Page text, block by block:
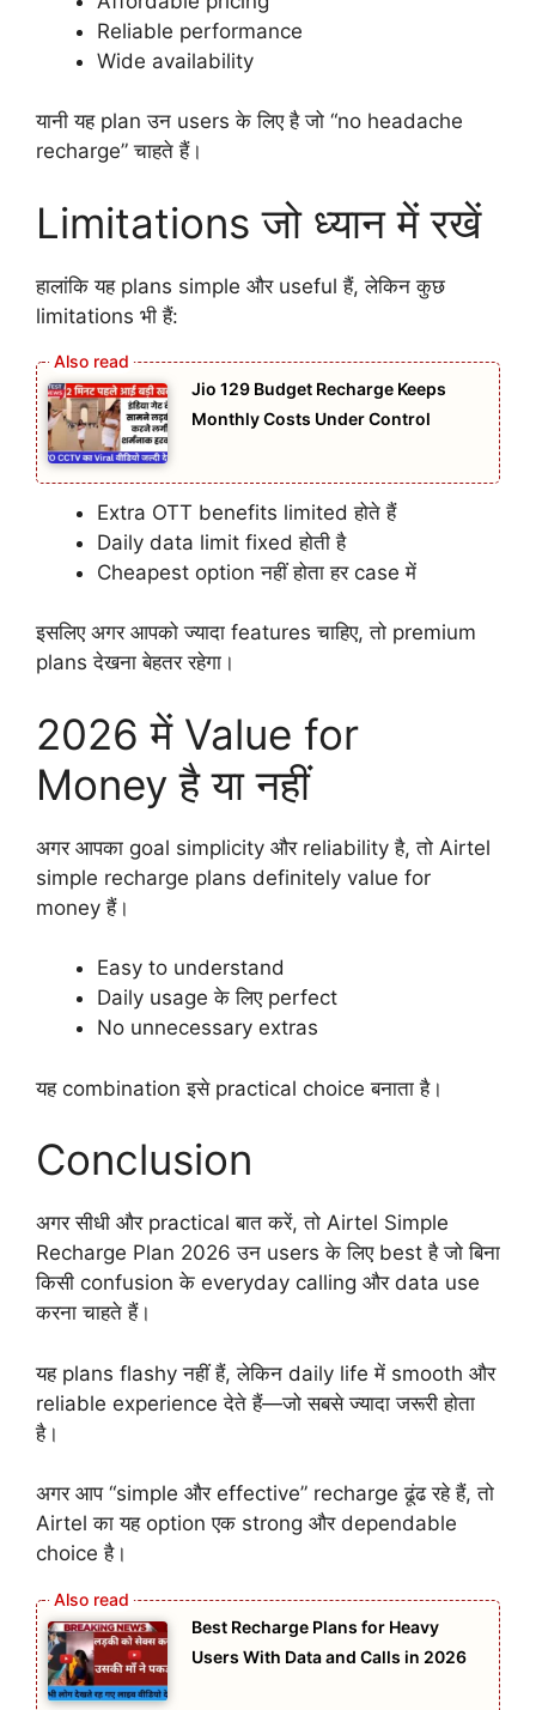
Reliable performance
Wide availability
यानी यह plan उन users के लिए है जो “no headache
recharge” चाहते हैं।
Limitations जो ध्यान में रखें
हालांकि यह plans simple और useful हैं, लेकिन कुछ
limitations भी हैं:
Jio 129 Budget Recharge Keeps
Monthly Costs Under Control
Extra OTT benefits limited होते हैं
Daily data limit fixed होती है
Cheapest option नहीं होता हर case में
इसलिए अगर आपको ज्यादा features चाहिए, तो premium
plans देखना बेहतर रहेगा।
2026 में Value for
Money है या नहीं
अगर आपका goal simplicity और reliability है, तो Airtel
simple recharge plans definitely value for
money हैं।
Easy to understand
Daily usage के लिए perfect
No unnecessary extras
यह combination इसे practical choice बनाता है।
Conclusion
अगर सीधी और practical बात करें, तो Airtel Simple
Recharge Plan 2026 उन users के लिए best है जो बिना
किसी confusion के everyday calling और data use
करना चाहते हैं।
यह plans flashy नहीं हैं, लेकिन daily life में smooth और
reliable experience देते हैं—जो सबसे ज्यादा जरूरी होता
है।
अगर आप “simple और effective” recharge ढूंढ रहे हैं, तो
Airtel का यह option एक strong और dependable
choice है।
Best Recharge Plans for Heavy
Users With Data and Calls in 2026